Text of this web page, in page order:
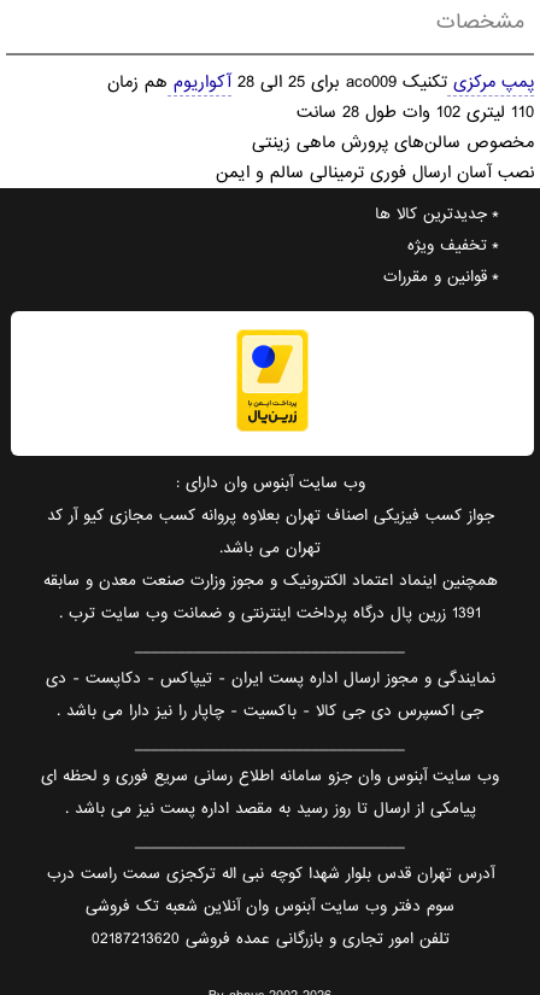
مشخصات
پمپ مرکزی تکنیک aco009 برای 25 الی 28 آکواریوم هم زمان
110 لیتری 102 وات طول 28 سانت
مخصوص سالن‌های پرورش ماهی زینتی
نصب آسان ارسال فوری ترمینالی سالم و ایمن
جدیدترین کالا ها
تخفیف ویژه
قوانین و مقررات
وب سایت آبنوس وان دارای :
جواز کسب فیزیکی اصناف تهران بعلاوه پروانه کسب مجازی کیو آر کد
تهران می باشد.
همچنین اینماد اعتماد الکترونیک و مجوز وزارت صنعت معدن و سابقه
1391 زرین پال درگاه پرداخت اینترنتی و ضمانت وب سایت ترب .
________________________________
نمایندگی و مجوز ارسال اداره پست ایران - تیپاکس - دکاپست - دی
جی اکسپرس دی جی کالا - باکسیت - چاپار را نیز دارا می باشد .
________________________________
وب سایت آبنوس وان جزو سامانه اطلاع رسانی سریع فوری و لحظه ای
پیامکی از ارسال تا روز رسید به مقصد اداره پست نیز می باشد .
________________________________
آدرس تهران قدس بلوار شهدا کوچه نبی اله ترکجزی سمت راست درب
سوم دفتر وب سایت آبنوس وان آنلاین شعبه تک فروشی
تلفن امور تجاری و بازرگانی عمده فروشی 02187213620